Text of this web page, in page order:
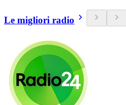
Le migliori radio